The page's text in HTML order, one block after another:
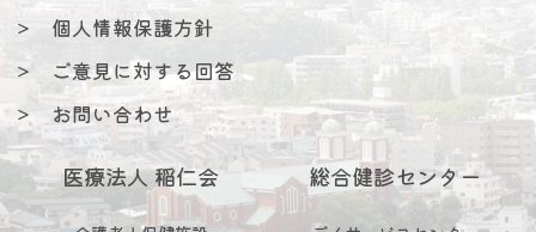
＞
個人情報保護方針
＞
ご意見に対する回答
＞
お問い合わせ
医療法人 稲仁会 総合健診センター